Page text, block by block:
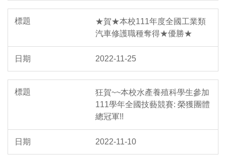
★賀★本校111年度全國工業類
汽車修護職種奪得★優勝★
2022-11-25
狂賀~~本校水產養殖科學生參加
111學年全國技藝競賽: 榮獲團體
總冠軍!!
2022-11-10